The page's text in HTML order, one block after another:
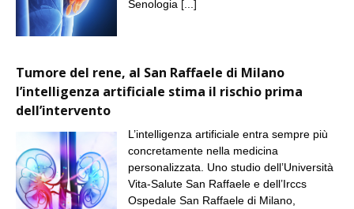
Senologia [...]
Tumore del rene, al San Raffaele di Milano
l’intelligenza artificiale stima il rischio prima
dell’intervento
L’intelligenza artificiale entra sempre più
concretamente nella medicina
personalizzata. Uno studio dell’Università
Vita-Salute San Raffaele e dell’Irccs
Ospedale San Raffaele di Milano,